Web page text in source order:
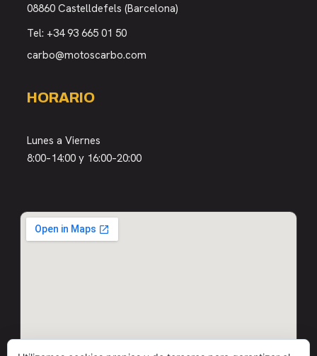
08860 Castelldefels (Barcelona)
Tel: +34 93 665 01 50
carbo@motoscarbo.com
HORARIO
Lunes a Viernes
8:00–14:00 y 16:00–20:00